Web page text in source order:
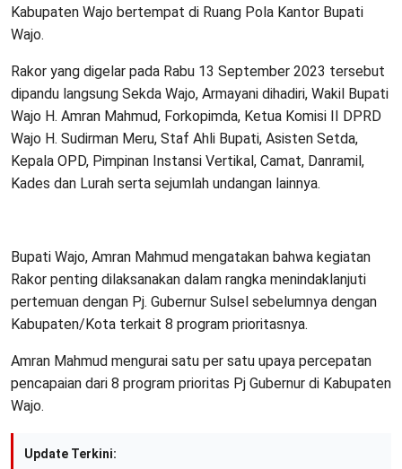
Kabupaten Wajo bertempat di Ruang Pola Kantor Bupati
Wajo.
Rakor yang digelar pada Rabu 13 September 2023 tersebut
dipandu langsung Sekda Wajo, Armayani dihadiri, Wakil Bupati
Wajo H. Amran Mahmud, Forkopimda, Ketua Komisi II DPRD
Wajo H. Sudirman Meru, Staf Ahli Bupati, Asisten Setda,
Kepala OPD, Pimpinan Instansi Vertikal, Camat, Danramil,
Kades dan Lurah serta sejumlah undangan lainnya.
Bupati Wajo, Amran Mahmud mengatakan bahwa kegiatan
Rakor penting dilaksanakan dalam rangka menindaklanjuti
pertemuan dengan Pj. Gubernur Sulsel sebelumnya dengan
Kabupaten/Kota terkait 8 program prioritasnya.
Amran Mahmud mengurai satu per satu upaya percepatan
pencapaian dari 8 program prioritas Pj Gubernur di Kabupaten
Wajo.
Update Terkini: